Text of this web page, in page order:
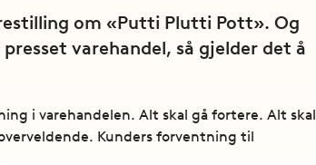
om «Putti Plutti Pott». Og
varehandel, så gjelder det å
i varehandelen. Alt skal gå fortere. Alt skal
Kunders forventning til